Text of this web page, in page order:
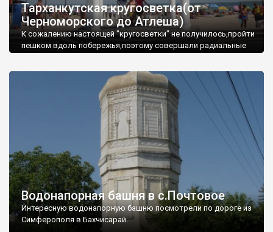
Тарханкутская кругосветка(от
Черноморского до Атлеша)
К сожалению настоящей "кругосветки" не получилось,пройти
пешком вдоль побережья,поэтому совершали радиальные
Водонапорная башня в с.Почтовое
Интересную водонапорную башню посмотрели по дороге из
Симферополя в Бахчисарай.